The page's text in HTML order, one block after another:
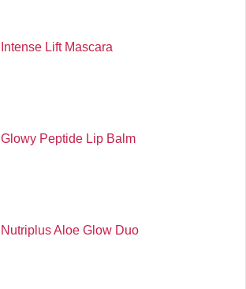
Intense Lift Mascara
Glowy Peptide Lip Balm
Nutriplus Aloe Glow Duo